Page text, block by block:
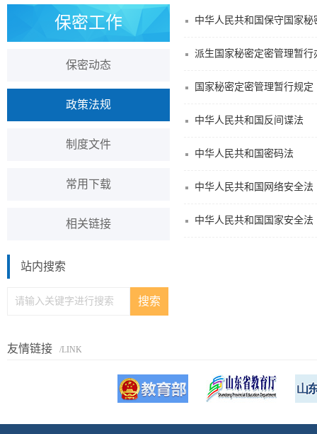
保密工作
保密动态
政策法规
制度文件
常用下载
相关链接
站内搜索
中华人民共和国保守国家秘
派生国家秘密定密管理暂行
国家秘密定密管理暂行规定
中华人民共和国反间谍法
中华人民共和国密码法
中华人民共和国网络安全法
中华人民共和国国家安全法
友情链接 /LINK